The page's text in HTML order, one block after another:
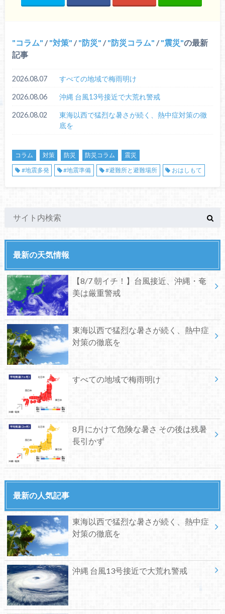
コラム / 対策 / 防災 / 防災コラム / 震災 の最新
記事
2026.08.07 すべての地域で梅雨明け
2026.08.06 沖縄 台風13号接近で大荒れ警戒
2026.08.02
東海以西で猛烈な暑さが続く、熱中症対策の徹
底を
コラム 対策 防災 防災コラム
震災
#地震多発
#地震準備 #避難所と避難場所 おはしもて
最新の天気情報
【8/7 朝イチ！】台風接近、沖縄・奄
美は厳重警戒
東海以西で猛烈な暑さが続く、熱中症
対策の徹底を
すべての地域で梅雨明け
8月にかけて危険な暑さ その後は残暑
長引かず
最新の人気記事
東海以西で猛烈な暑さが続く、熱中症
対策の徹底を
沖縄 台風13号接近で大荒れ警戒